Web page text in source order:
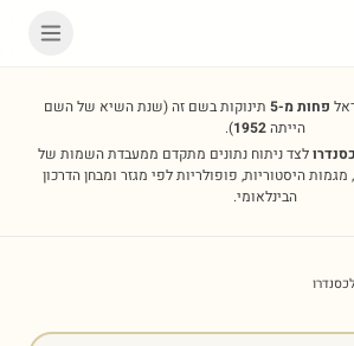
פחות מ-5 תינוקות בשם זה(שנת השיא של השם
הייתה1952
).
לצד ניתוח נתונים מתקדם ממעבדת השמות של
היסטוריות, פופולריות לפי מגזר ומבחן הדרכון
הבינלאומי.